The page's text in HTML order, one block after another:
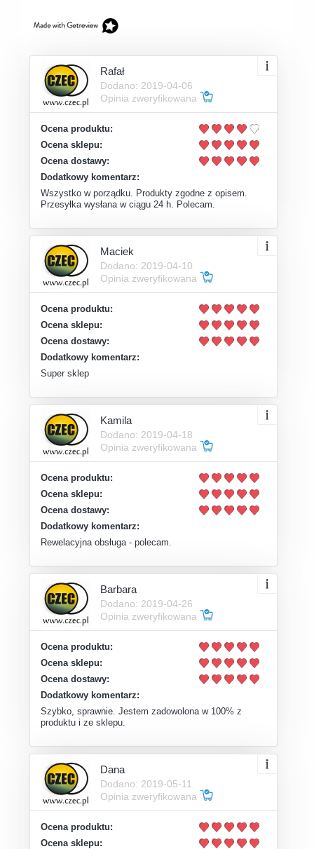
Rafał
Dodano: 2019-04-06
Opinia zweryfikowana
Ocena produktu:
Ocena sklepu:
Ocena dostawy:
Dodatkowy komentarz:
Wszystko w porządku. Produkty zgodne z opisem.
Przesyłka wysłana w ciągu 24 h. Polecam.
Maciek
Dodano: 2019-04-10
Opinia zweryfikowana
Ocena produktu:
Ocena sklepu:
Ocena dostawy:
Dodatkowy komentarz:
Super sklep
Kamila
Dodano: 2019-04-18
Opinia zweryfikowana
Ocena produktu:
Ocena sklepu:
Ocena dostawy:
Dodatkowy komentarz:
Rewelacyjna obsługa - polecam.
Barbara
Dodano: 2019-04-26
Opinia zweryfikowana
Ocena produktu:
Ocena sklepu:
Ocena dostawy:
Dodatkowy komentarz:
Szybko, sprawnie. Jestem zadowolona w 100% z
produktu i ze sklepu.
Dana
Dodano: 2019-05-11
Opinia zweryfikowana
Ocena produktu:
Ocena sklepu: